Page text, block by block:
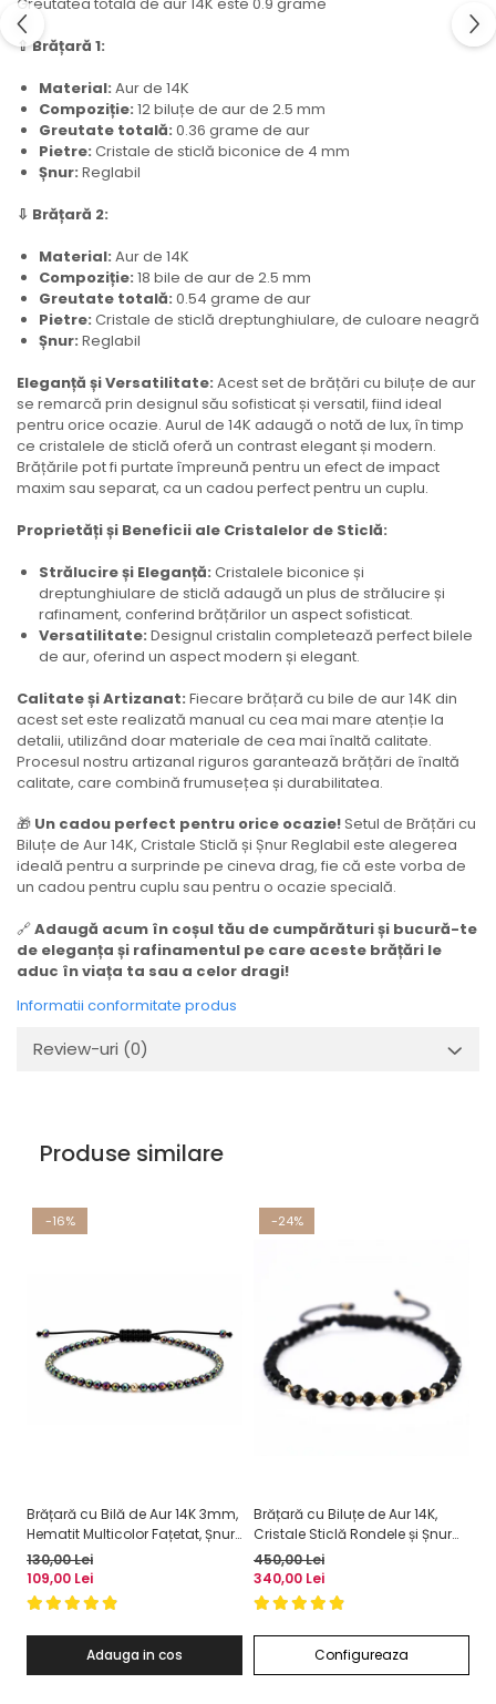
⇧ Brățară 1:
Material: Aur de 14K
Compoziție: 12 biluțe de aur de 2.5 mm
Greutate totală: 0.36 grame de aur
Pietre: Cristale de sticlă biconice de 4 mm
Șnur: Reglabil
⇩ Brățară 2:
Material: Aur de 14K
Compoziție: 18 bile de aur de 2.5 mm
Greutate totală: 0.54 grame de aur
Pietre: Cristale de sticlă dreptunghiulare, de culoare neagră
Șnur: Reglabil
Eleganță și Versatilitate: Acest set de brățări cu biluțe de aur
se remarcă prin designul său sofisticat și versatil, fiind ideal
pentru orice ocazie. Aurul de 14K adaugă o notă de lux, în timp
ce cristalele de sticlă oferă un contrast elegant și modern.
Brățările pot fi purtate împreună pentru un efect de impact
maxim sau separat, ca un cadou perfect pentru un cuplu.
Proprietăți și Beneficii ale Cristalelor de Sticlă:
Strălucire și Eleganță: Cristalele biconice și
dreptunghiulare de sticlă adaugă un plus de strălucire și
rafinament, conferind brățărilor un aspect sofisticat.
Versatilitate: Designul cristalin completează perfect bilele
de aur, oferind un aspect modern și elegant.
Calitate și Artizanat: Fiecare brățară cu bile de aur 14K din
acest set este realizată manual cu cea mai mare atenție la
detalii, utilizând doar materiale de cea mai înaltă calitate.
Procesul nostru artizanal riguros garantează brățări de înaltă
calitate, care combină frumusețea și durabilitatea.
🎁 Un cadou perfect pentru orice ocazie!Setul de Brățări cu
Biluțe de Aur 14K, Cristale Sticlă și Șnur Reglabil este alegerea
ideală pentru a surprinde pe cineva drag, fie că este vorba de
un cadou pentru cuplu sau pentru o ocazie specială.
🔗Adaugă acum în coșul tău de cumpărături și bucură-te
de eleganța și rafinamentul pe care aceste brățări le
aduc în viața ta sau a celor dragi!
Informatii conformitate produs
Review-uri (0)
Produse similare
-16%
Brățară cu Bilă de Aur 14K 3mm,
Hematit Multicolor Fațetat, Șnur
Reglabil
130,00 Lei
109,00 Lei
Adauga in cos
-24%
Brățară cu Biluțe de Aur 14K,
Cristale Sticlă Rondele și Șnur
Reglabil
450,00 Lei
340,00 Lei
Configureaza